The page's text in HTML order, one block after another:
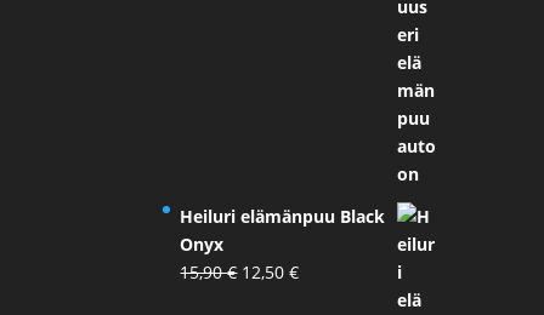
Heiluri elämänpuu Black
Onyx
15,90€ Alkuperäinen
12,50€Nykyinen